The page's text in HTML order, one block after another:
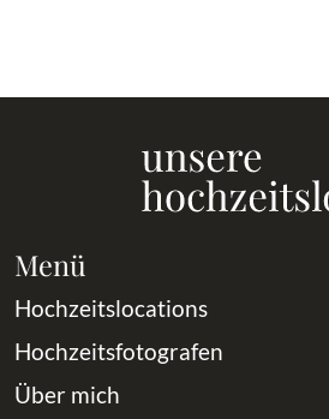
Menü
Hochzeitslocations
Hochzeitsfotografen
Über mich